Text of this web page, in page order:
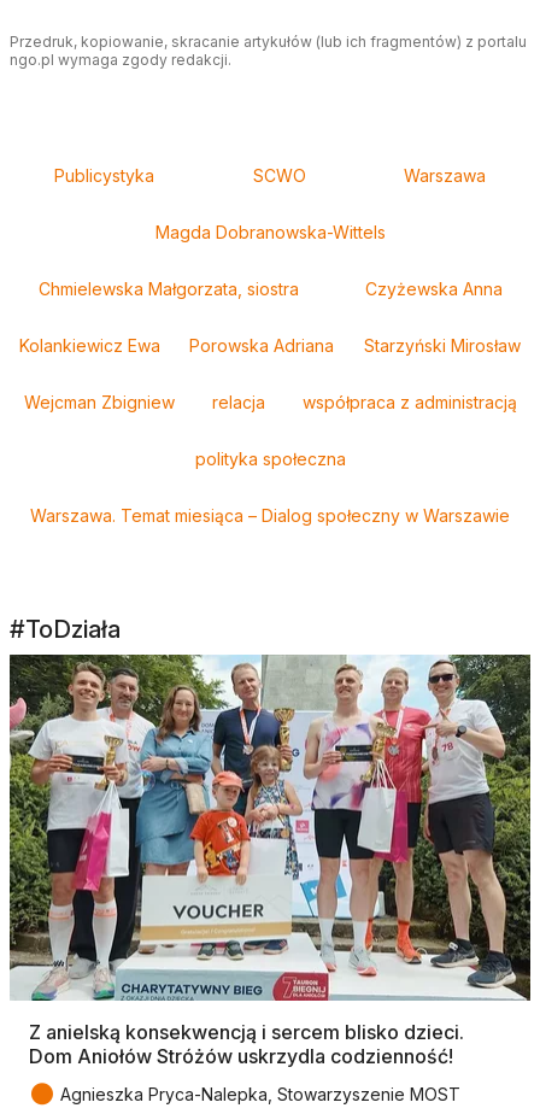
Przedruk, kopiowanie, skracanie artykułów (lub ich fragmentów) z portalu
ngo.pl wymaga zgody redakcji.
Publicystyka SCWO Warszawa
Magda Dobranowska-Wittels
Chmielewska Małgorzata, siostra Czyżewska Anna
Kolankiewicz Ewa Porowska Adriana Starzyński Mirosław
Wejcman Zbigniew relacja współpraca z administracją
polityka społeczna
Warszawa. Temat miesiąca – Dialog społeczny w Warszawie
#ToDziała
Z anielską konsekwencją i sercem blisko dzieci.
Dom Aniołów Stróżów uskrzydla codzienność!
● Agnieszka Pryca-Nalepka, Stowarzyszenie MOST